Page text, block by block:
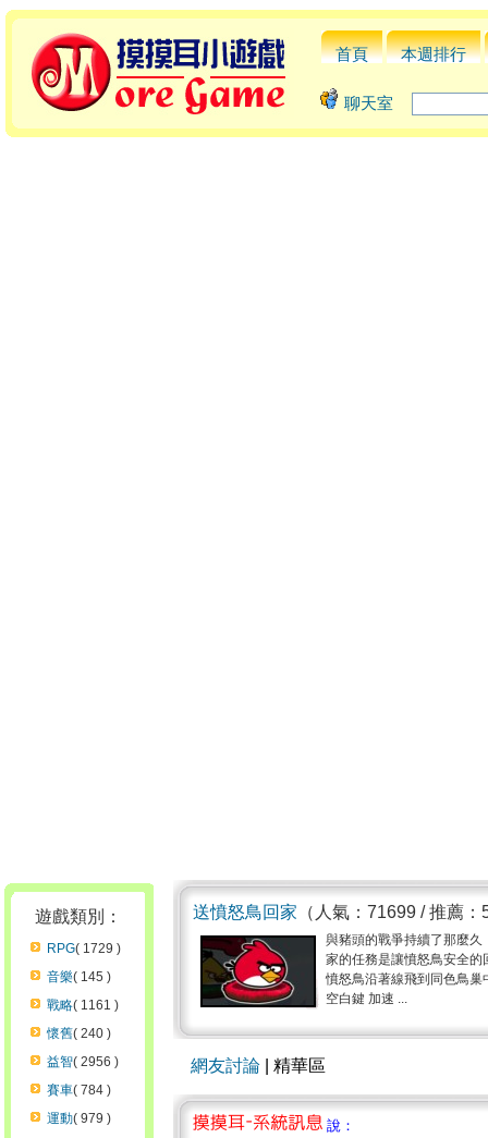
首頁 本週排行
聊天室
遊戲類別：
RPG( 1729 )
音樂( 145 )
戰略( 1161 )
懷舊( 240 )
益智( 2956 )
賽車( 784 )
運動( 979 )
送憤怒鳥回家 （人氣：71699 / 推薦：
與豬頭的戰爭持續了那麼
家的任務是讓憤怒鳥安全
憤怒鳥沿著線飛到同色鳥
空白鍵 加速 ...
網友討論 | 精華區
說：